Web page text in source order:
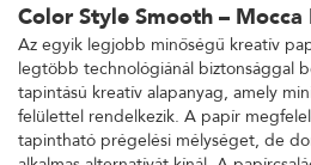
Color Style Smooth – Mocca
Az egyik legjobb minőségű kreatív
legtöbb technológiánál biztonsággal
tapintású kreatív alapanyag, amely
felülettel rendelkezik. A papír
tapintható prégelési mélységet, de